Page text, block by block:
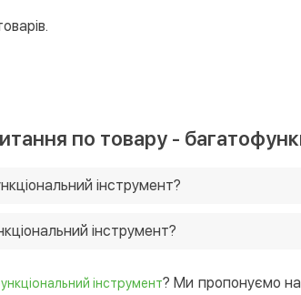
по товару -
інструмент?
зі знижками 🙂
інструмент?
😉
інструмент? Ми пропонуємо